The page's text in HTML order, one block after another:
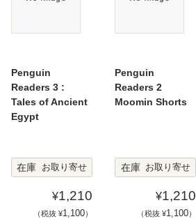
Penguin
Readers 3 :
Tales of Ancient
Egypt
在庫 お取り寄せ
¥1,210
（税抜 ¥1,100）
Penguin
Readers 2
Moomin Shorts
在庫 お取り寄せ
¥1,210
（税抜 ¥1,100）